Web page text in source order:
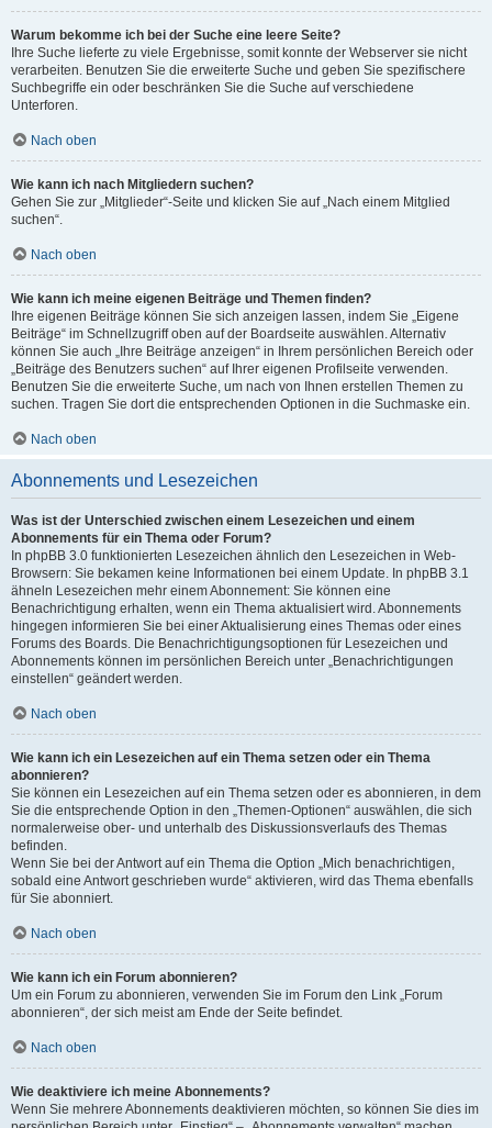
Warum bekomme ich bei der Suche eine leere Seite?
Ihre Suche lieferte zu viele Ergebnisse, somit konnte der Webserver sie nicht
verarbeiten. Benutzen Sie die erweiterte Suche und geben Sie spezifischere
Suchbegriffe ein oder beschränken Sie die Suche auf verschiedene
Unterforen.
Nach oben
Wie kann ich nach Mitgliedern suchen?
Gehen Sie zur „Mitglieder“-Seite und klicken Sie auf „Nach einem Mitglied
suchen“.
Nach oben
Wie kann ich meine eigenen Beiträge und Themen finden?
Ihre eigenen Beiträge können Sie sich anzeigen lassen, indem Sie „Eigene
Beiträge“ im Schnellzugriff oben auf der Boardseite auswählen. Alternativ
können Sie auch „Ihre Beiträge anzeigen“ in Ihrem persönlichen Bereich oder
„Beiträge des Benutzers suchen“ auf Ihrer eigenen Profilseite verwenden.
Benutzen Sie die erweiterte Suche, um nach von Ihnen erstellen Themen zu
suchen. Tragen Sie dort die entsprechenden Optionen in die Suchmaske ein.
Nach oben
Abonnements und Lesezeichen
Was ist der Unterschied zwischen einem Lesezeichen und einem
Abonnements für ein Thema oder Forum?
In phpBB 3.0 funktionierten Lesezeichen ähnlich den Lesezeichen in Web-
Browsern: Sie bekamen keine Informationen bei einem Update. In phpBB 3.1
ähneln Lesezeichen mehr einem Abonnement: Sie können eine
Benachrichtigung erhalten, wenn ein Thema aktualisiert wird. Abonnements
hingegen informieren Sie bei einer Aktualisierung eines Themas oder eines
Forums des Boards. Die Benachrichtigungsoptionen für Lesezeichen und
Abonnements können im persönlichen Bereich unter „Benachrichtigungen
einstellen“ geändert werden.
Nach oben
Wie kann ich ein Lesezeichen auf ein Thema setzen oder ein Thema
abonnieren?
Sie können ein Lesezeichen auf ein Thema setzen oder es abonnieren, in dem
Sie die entsprechende Option in den „Themen-Optionen“ auswählen, die sich
normalerweise ober- und unterhalb des Diskussionsverlaufs des Themas
befinden.
Wenn Sie bei der Antwort auf ein Thema die Option „Mich benachrichtigen,
sobald eine Antwort geschrieben wurde“ aktivieren, wird das Thema ebenfalls
für Sie abonniert.
Nach oben
Wie kann ich ein Forum abonnieren?
Um ein Forum zu abonnieren, verwenden Sie im Forum den Link „Forum
abonnieren“, der sich meist am Ende der Seite befindet.
Nach oben
Wie deaktiviere ich meine Abonnements?
Wenn Sie mehrere Abonnements deaktivieren möchten, so können Sie dies im